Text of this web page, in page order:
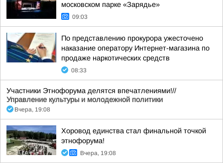
московском парке «Зарядье»
09:03
По представлению прокурора ужесточено
наказание оператору Интернет-магазина по
продаже наркотических средств
08:33
Участники Этнофорума делятся впечатлениями!//
Управление культуры и молодежной политики
Вчера, 19:08
Хоровод единства стал финальной точкой
этнофорума!
Вчера, 19:08